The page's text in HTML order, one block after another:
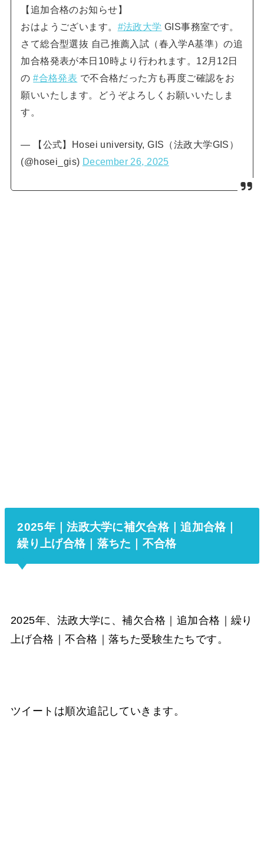
【追加合格のお知らせ】
おはようございます。 #法政大学 GIS事務室です。
さて総合型選抜 自己推薦入試（春入学A基準）の追
加合格発表が本日10時より行われます。12月12日
の#合格発表 で不合格だった方も再度ご確認をお
願いいたします。どうぞよろしくお願いいたしま
す。
— 【公式】Hosei university, GIS（法政大学GIS）
(@hosei_gis) December 26, 2025
2025年｜法政大学に補欠合格｜追加合格｜
繰り上げ合格｜落ちた｜不合格
2025年、法政大学に、補欠合格｜追加合格｜繰り
上げ合格｜不合格｜落ちた受験生たちです。
ツイートは順次追記していきます。